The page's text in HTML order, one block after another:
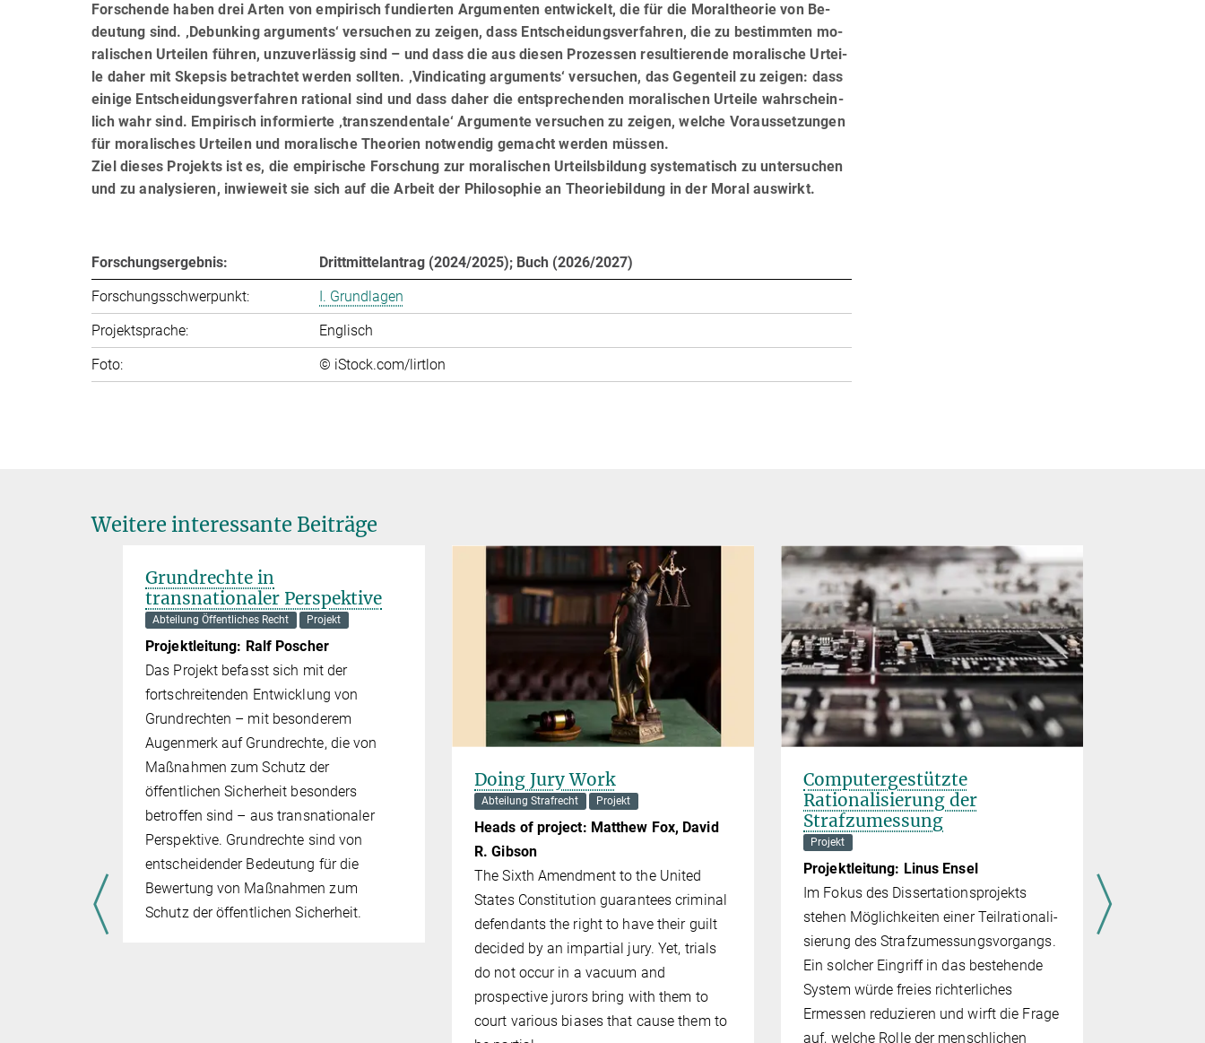
Forschende haben drei Arten von empirisch fundierten Argumenten entwickelt, die für die Moraltheorie von Be­
deu­tung sind. ‚Debunking arguments‘ versuchen zu zeigen, dass Entscheidungsverfahren, die zu bestimmten mo­
ra­li­schen Urteilen führen, unzuverlässig sind – und dass die aus diesen Prozessen resultierende moralische Ur­tei­
le daher mit Skepsis betrachtet werden sollten. ‚Vindicating arguments‘ versuchen, das Gegenteil zu zeigen: dass
einige Entscheidungsverfahren rational sind und dass daher die entsprechenden moralischen Ur­tei­le wahr­schein­
lich wahr sind. Empirisch informierte ‚transzendentale‘ Argumente versuchen zu zeigen, welche Voraus­setzun­gen
für moralisches Urteilen und moralische Theorien notwendig gemacht werden müssen.
Ziel dieses Projekts ist es, die empirische Forschung zur moralischen Urteilsbildung systematisch zu untersuchen
und zu analysieren, inwieweit sie sich auf die Arbeit der Philosophie an Theoriebildung in der Moral auswirkt.
Forschungsergebnis:
Drittmittelantrag (2024/2025); Buch (2026/2027)
Forschungsschwerpunkt:
I. Grundlagen
Projektsprache:
Englisch
Foto:
© iStock.com/lirtlon
Weitere interessante Beiträge
Grundrechte in
transnationaler Perspektive
Abteilung Öffentliches Recht Projekt
Projektleitung: Ralf Poscher
Das Projekt befasst sich mit der
fortschreitenden Entwicklung von
Grundrechten – mit besonderem
Augenmerk auf Grundrechte, die von
Maßnahmen zum Schutz der
öffentlichen Sicherheit besonders
betroffen sind – aus trans­natio­na­ler
Perspektive. Grundrechte sind von
entscheidender Bedeutung für die
Bewertung von Maßnahmen zum
Schutz der öffentlichen Sicherheit.
Doing Jury Work
Abteilung Strafrecht Projekt
Heads of project: Matthew Fox, David
R. Gibson
The Sixth Amendment to the United
States Constitution guarantees criminal
defendants the right to have their guilt
decided by an impartial jury. Yet, trials
do not occur in a vacuum and
prospective jurors bring with them to
court various biases that cause them to
Computergestützte
Rationalisierung der
Strafzumessung
Projekt
Projektleitung: Linus Ensel
Im Fokus des Dissertationsprojekts
stehen Möglichkeiten einer Teilratio­na­li­
sie­rung des Straf­zu­mes­sungs­vor­gangs.
Ein solcher Eingriff in das bestehende
System würde freies richter­li­ches
Ermessen reduzieren und wirft die Frage
auf, welche Rolle der menschlichen